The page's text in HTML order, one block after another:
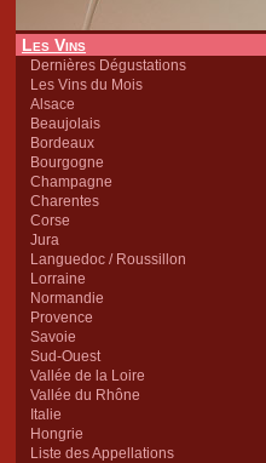
Les Vins
Dernières Dégustations
Les Vins du Mois
Alsace
Beaujolais
Bordeaux
Bourgogne
Champagne
Charentes
Corse
Jura
Languedoc / Roussillon
Lorraine
Normandie
Provence
Savoie
Sud-Ouest
Vallée de la Loire
Vallée du Rhône
Italie
Hongrie
Liste des Appellations